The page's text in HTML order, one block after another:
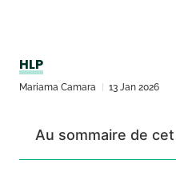
HLP
Mariama Camara 13 Jan 2026
Au sommaire de